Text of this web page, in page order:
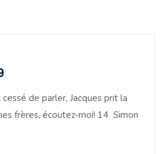
de parler, Jacques prit la
frères, écoutez-moi! 14 Simon